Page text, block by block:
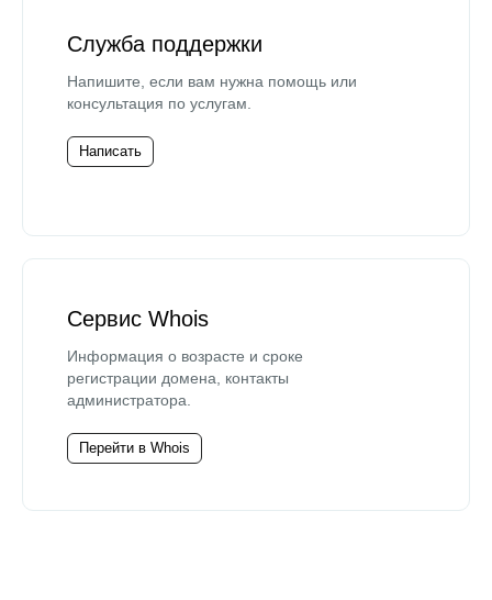
Служба поддержки
Напишите, если вам нужна помощь или
консультация по услугам.
Написать
Сервис Whois
Информация о возрасте и сроке
регистрации домена, контакты
администратора.
Перейти в Whois